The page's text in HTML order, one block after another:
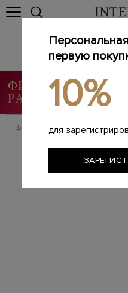
Главная
ФИЛЬТРОВАТЬ
первую
10%
для